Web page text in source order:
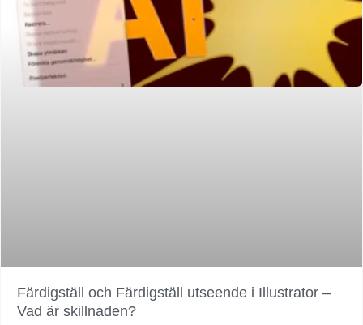
Färdigställ och Färdigställ utseende i Illustrator –
Vad är skillnaden?